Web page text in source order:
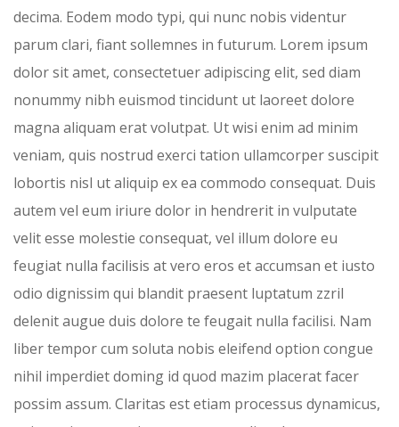
decima. Eodem modo typi, qui nunc nobis videntur
parum clari, fiant sollemnes in futurum. Lorem ipsum
dolor sit amet, consectetuer adipiscing elit, sed diam
nonummy nibh euismod tincidunt ut laoreet dolore
magna aliquam erat volutpat. Ut wisi enim ad minim
veniam, quis nostrud exerci tation ullamcorper suscipit
lobortis nisl ut aliquip ex ea commodo consequat. Duis
autem vel eum iriure dolor in hendrerit in vulputate
velit esse molestie consequat, vel illum dolore eu
feugiat nulla facilisis at vero eros et accumsan et iusto
odio dignissim qui blandit praesent luptatum zzril
delenit augue duis dolore te feugait nulla facilisi. Nam
liber tempor cum soluta nobis eleifend option congue
nihil imperdiet doming id quod mazim placerat facer
possim assum. Claritas est etiam processus dynamicus,